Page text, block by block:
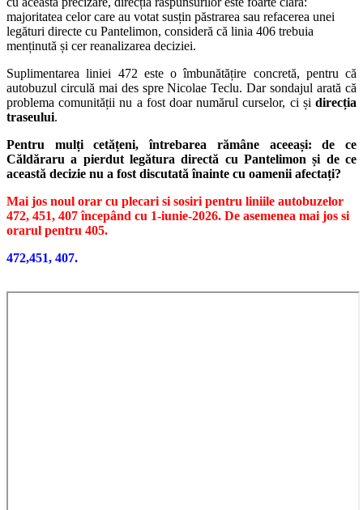
majoritatea celor care au votat susțin păstrarea sau refacerea unei
legături directe cu Pantelimon, consideră că linia 406 trebuia
menținută și cer reanalizarea deciziei.
Suplimentarea liniei 472 este o îmbunătățire concretă, pentru că
autobuzul circulă mai des spre Nicolae Teclu. Dar sondajul arată că
problema comunității nu a fost doar numărul curselor, ci și direcția
traseului.
Pentru mulți cetățeni, întrebarea rămâne aceeași: de ce
Căldăraru a pierdut legătura directă cu Pantelimon și de ce
această decizie nu a fost discutată înainte cu oamenii afectați?
Mai jos noul orar cu plecari si sosiri pentru liniile autobuzelor
472, 451, 407 începând cu 1-iunie-2026. De asemenea mai jos si
orarul pentru 405.
472,451, 407.